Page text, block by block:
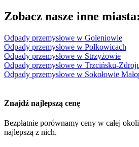
Zobacz nasze inne miasta:
Odpady przemysłowe w Goleniowie
Odpady przemysłowe w Polkowicach
Odpady przemysłowe w Strzyżowie
Odpady przemysłowe w Trzcińsku-
Odpady przemysłowe w Sokołowie
Znajdź najlepszą cenę
Bezpłatnie porównamy ceny w całej
najlepszą z nich.